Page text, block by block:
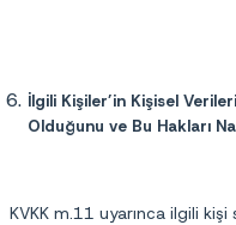
İlgili Kişiler’in Kişisel
Olduğunu ve Bu Hakları
KVKK m.11 uyarınca ilgili kişi